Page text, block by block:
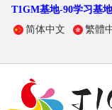
T1GM基地-90学习基
简体中文
繁體